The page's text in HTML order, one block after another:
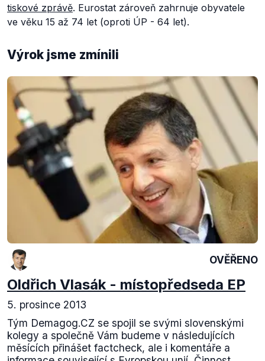
tiskové zprávě. Eurostat zároveň zahrnuje obyvatele
ve věku 15 až 74 let (oproti ÚP - 64 let).
Výrok jsme zmínili
OVĚŘENO
Oldřich Vlasák - místopředseda EP
5. prosince 2013
Tým Demagog.CZ se spojil se svými slovenskými
kolegy a společně Vám budeme v následujících
měsících přinášet factcheck, ale i komentáře a